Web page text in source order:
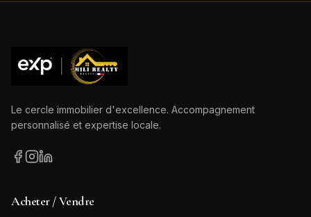
Le cercle immobilier d'excellence. Accompagnement
personnalisé et expertise locale.
Acheter / Vendre